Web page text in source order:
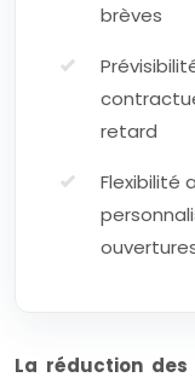
brèves
retard
Flexibilité
La réduction des